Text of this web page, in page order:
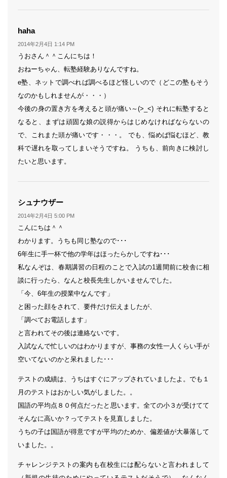
haha
り:
2014年2月4日 1:14 PM
うおさん＾＾こんにちは！
おねーちゃん、転塾経験ありなんですね。
e塾、ネットで調べれば調べるほど怪しいので（どこの塾もそう
なのかもしれませんが・・・）
今後の身の置き方を考えると頭が痛い～(>_<) それに転塾すると
なると、まずは頑固な娘の説得からはじめなければならないの
で、これまた頭が痛いです・・・。 でも、悩めば悩むほど、教
科で遅れを取ってしまいそうですね。 うちも、前向きに検討し
たいと思います。
シュナウザー
り:
2014年2月4日 5:00 PM
こんにちは＾＾
わかります。うちも同じ塾なので･･･
6年生に手一杯で他の学年はほったらかしですね･･･
私なんぞは、春期講習の日程のことで入試の1週間前に校舎に相
談に行ったら、なんと校長先生しかいませんでした。
「今、6年生の授業中なんです」
と困った顔をされて、要件だけ伝えましたが、
「調べてお電話します」
と言われてその後は連絡ないです。
入試なんで忙しいのはわかりますが、事務の女性一人くらい手が
空いてないのかと呆れました･･･
テストの成績は、うちはすぐにアップされていましたよ。でも１
月のテストはおかしい気がしました。。
国語の平均点８０何点だったと思います。全ての小３が受けてて
そんなに高いか？ってテストを見直しました。
うちの子は国語が得意ですが平均のためか、偏差値が大暴落して
いました。。
チャレンジテストの案内も在校生には配らないと言われまして